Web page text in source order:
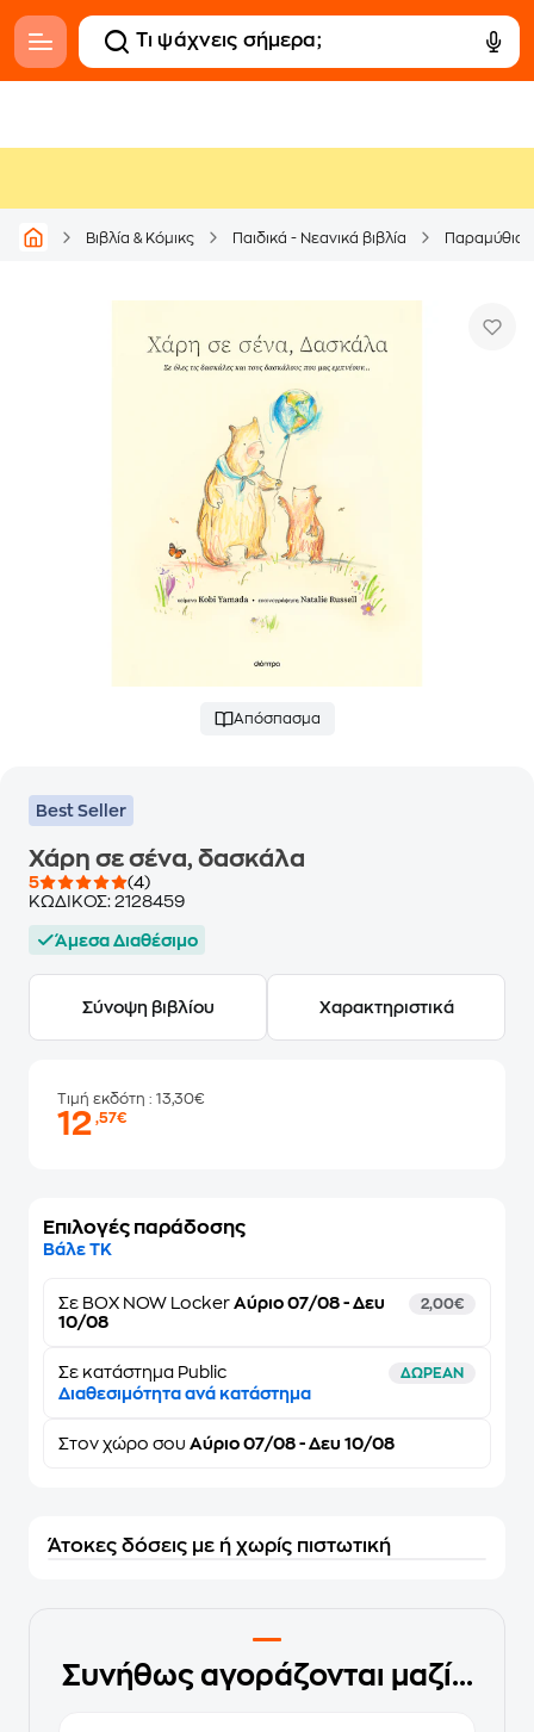
Βιβλία & Κόμικς Παιδικά - Νεανικά βιβλία Παραμύθια
Απόσπασμα
Best Seller
Χάρη σε σένα, δασκάλα
5
(4)
ΚΩΔΙΚΟΣ: 2128459
Άμεσα Διαθέσιμο
Σύνοψη βιβλίου Χαρακτηριστικά
Τιμή εκδότη : 13,30€
12,57€
Επιλογές παράδοσης
Βάλε ΤΚ
Σε BOX NOW Locker Αύριο 07/08 - Δευ
10/08
2,00€
Σε κατάστημα Public ΔΩΡΕΑΝ
Διαθεσιμότητα ανά κατάστημα
Στον χώρο σου Αύριο 07/08 - Δευ 10/08
Άτοκες δόσεις με ή χωρίς πιστωτική
Συνήθως αγοράζονται μαζί...